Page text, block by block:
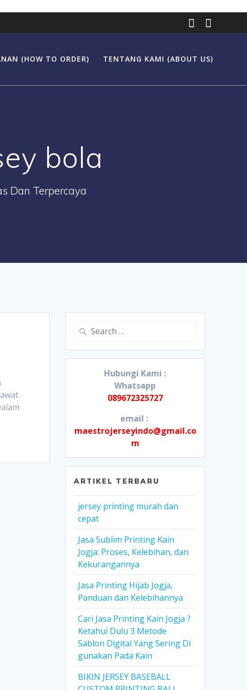
(HOW TO ORDER) TENTANG KAMI (ABOUT US)
bola
Dan Terpercaya
Search
Hubungi Kami :
Whatsapp
089672325727
email :
maestrojerseyindo@gmail.co
m
ARTIKEL TERBARU
jersey printing murah dan
cepat
Jasa Sublim Printing Kain
Jogja: Proses, Kelebihan, dan
Kekurangannya
Jasa Printing Hijab Jogja,
Panduan dan Kelebihannya
Cari Jasa Printing Kain Jogja ?
Ketahui Dulu 3 Metode
Sablon Digital Yang Sering Di
gunakan Pada Kain
BIKIN JERSEY BASEBALL